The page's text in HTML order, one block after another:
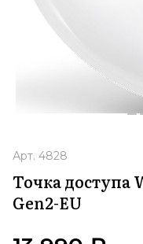
Арт. 4828
Точка доступа
Gen2-EU